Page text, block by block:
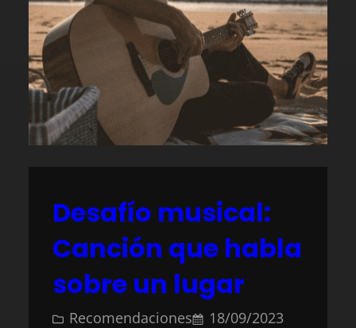
Desafío musical:
Canción que habla
sobre un lugar
Recomendaciones
18/09/2023